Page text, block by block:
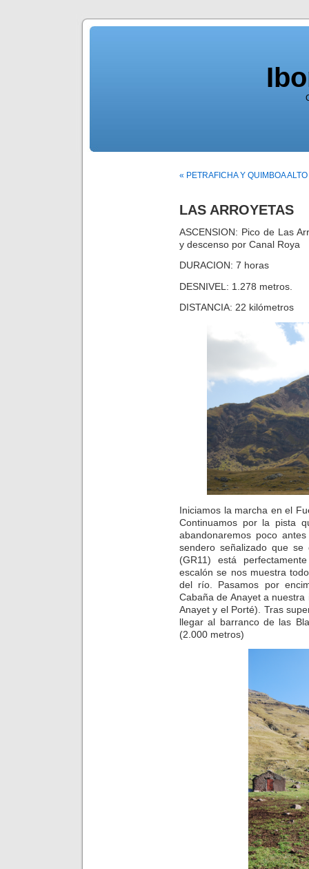
« PETRAFICHA Y QUIMBOA ALTO
LAS ARROYETAS
ASCENSION: Pico de Las
y descenso por Canal Roya
DURACION: 7 horas
DESNIVEL: 1.278 metros.
DISTANCIA: 22 kilómetros
Iniciamos la marcha en el
Continuamos por la pista
abandonaremos poco
sendero señalizado que
(GR11) está
escalón se nos muestra
del río. Pasamos por
Cabaña de Anayet a
Anayet y el Porté). Tras
llegar al barranco de las
(2.000 metros)